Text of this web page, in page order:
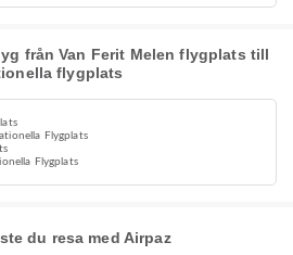
från Van Ferit Melen flygplats till
flygplats
Flygplats
Flygplats
du resa med Airpaz